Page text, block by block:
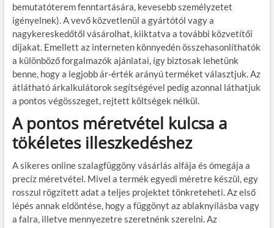
bemutatóterem fenntartására, kevesebb személyzetet
igényelnek). A vevő közvetlenül a gyártótól vagy a
nagykereskedőtől vásárolhat, kiiktatva a további közvetítői
díjakat. Emellett az interneten könnyedén összehasonlíthatók
a különböző forgalmazók ajánlatai, így biztosak lehetünk
benne, hogy a legjobb ár-érték arányú terméket választjuk. Az
átlátható árkalkulátorok segítségével pedig azonnal láthatjuk
a pontos végösszeget, rejtett költségek nélkül.
A pontos méretvétel kulcsa a
tökéletes illeszkedéshez
A sikeres online szalagfüggöny vásárlás alfája és ómegája a
precíz méretvétel. Mivel a termék egyedi méretre készül, egy
rosszul rögzített adat a teljes projektet tönkreteheti. Az első
lépés annak eldöntése, hogy a függönyt az ablaknyílásba vagy
a falra, illetve mennyezetre szeretnénk szerelni. Az